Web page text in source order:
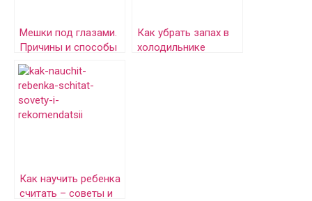
Мешки под глазами.
Причины и способы
лечения.
Как убрать запах в
холодильнике
Как научить ребенка
считать – советы и